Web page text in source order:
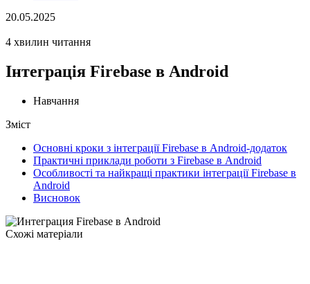
20.05.2025
4 хвилин читання
Інтеграція Firebase в Android
Навчання
Зміст
Основні кроки з інтеграції Firebase в Android-додаток
Практичні приклади роботи з Firebase в Android
Особливості та найкращі практики інтеграції Firebase в
Android
Висновок
Схожі матеріали